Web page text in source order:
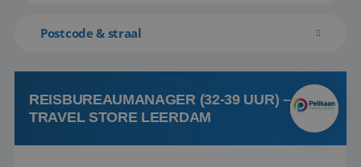
Postcode & straal
REISBUREAUMANAGER (32-39 UUR) –
TRAVEL STORE LEERDAM